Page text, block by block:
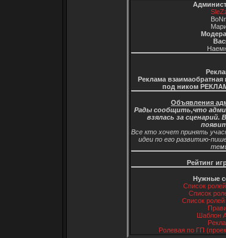
Реклама взаимаобратная
под ником
Объявления
Рады сообщить,что
взялась за сценарий.
Все кто хочет принять
идеи по его развитию-
Рейтинг
Нужные
Список
Список
Список ролей
Шаблон
Ролевая по ГП